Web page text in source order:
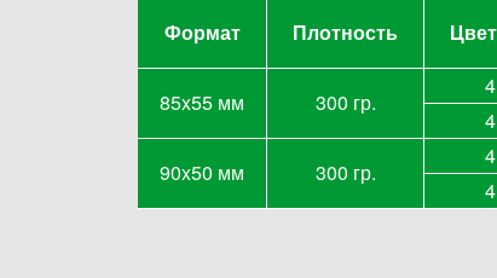
Формат Плотность
85x55 мм
300 гр.
90x50 мм
300 гр.
Формат Плотность